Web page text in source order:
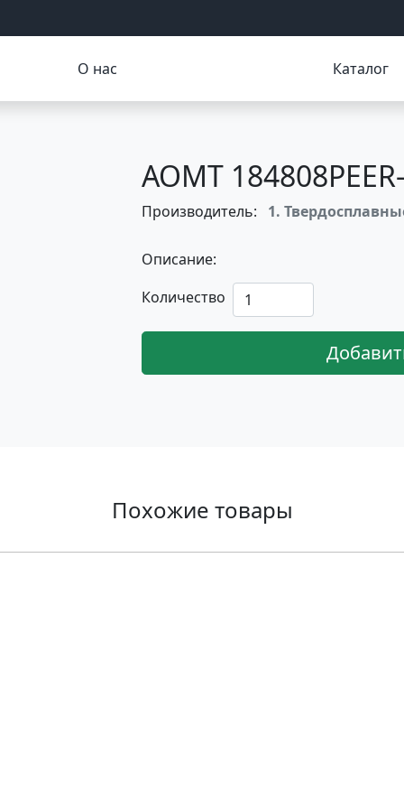
О нас Каталог
AOMT
Производитель: 1.
Описание:
Количество
Похожие товары